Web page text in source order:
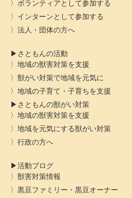
ボランティアとして参加する
インターンとして参加する
法人・団体の方へ
さともんの活動
地域の獣害対策を支援
獣がい対策で地域を元気に
地域の子育て・子育ちを支援
さともんの獣がい対策
地域の獣害対策を支援
地域を元気にする獣がい対策
行政の方へ
活動ブログ
獣害対策情報
黒豆ファミリー・黒豆オーナー